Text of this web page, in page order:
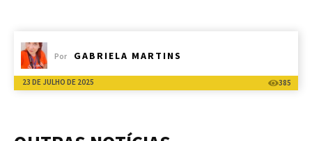
Por GABRIELA MARTINS
23 DE JULHO DE 2025 385